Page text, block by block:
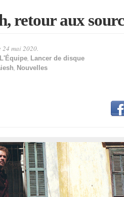
retour aux
24 mai 2020.
L'Équipe, Lancer de disque
, Nouvelles